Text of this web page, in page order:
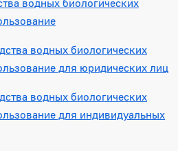
водных биологических
водных биологических
для юридических лиц
водных биологических
для индивидуальных